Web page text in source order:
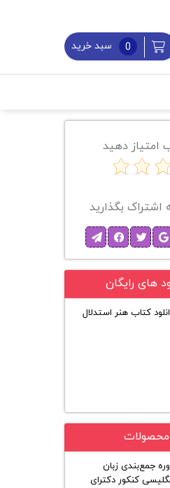
0 سبد خرید
امتیاز دهید
اشتراک بگذارید
های رایگان
کتاب هنر استدلال
جمع‌بندی زبان
کنکور دکترای